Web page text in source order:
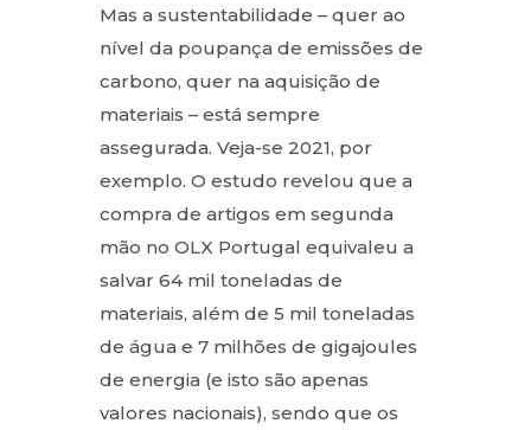
Mas a sustentabilidade – quer ao
nível da poupança de emissões de
carbono, quer na aquisição de
materiais – está sempre
assegurada. Veja-se 2021, por
exemplo. O estudo revelou que a
compra de artigos em segunda
mão no OLX Portugal equivaleu a
salvar 64 mil toneladas de
materiais, além de 5 mil toneladas
de água e 7 milhões de gigajoules
de energia (e isto são apenas
valores nacionais), sendo que os